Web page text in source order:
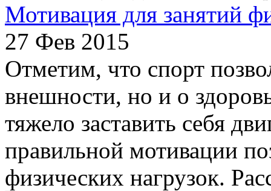
Мотивация для занятий
27 Фев 2015
Отметим, что спорт
внешности, но и о
тяжело заставить себя
правильной мотивации
физических нагрузок.